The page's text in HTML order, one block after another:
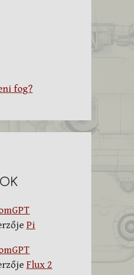
fog?
Pi
Flux 2